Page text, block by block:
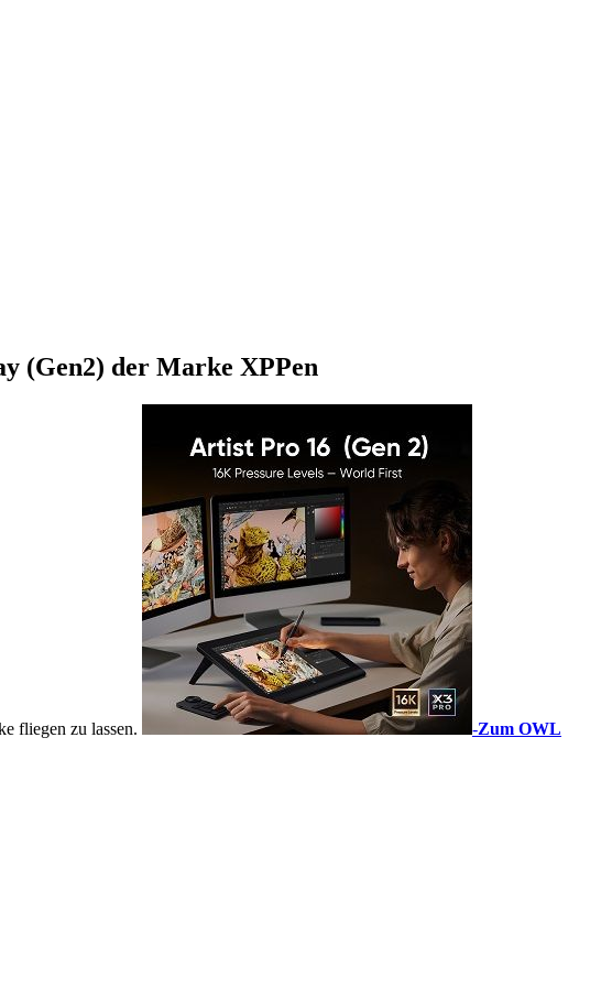
(Gen2) der Marke XPPen
fliegen zu lassen. -Zum OWL